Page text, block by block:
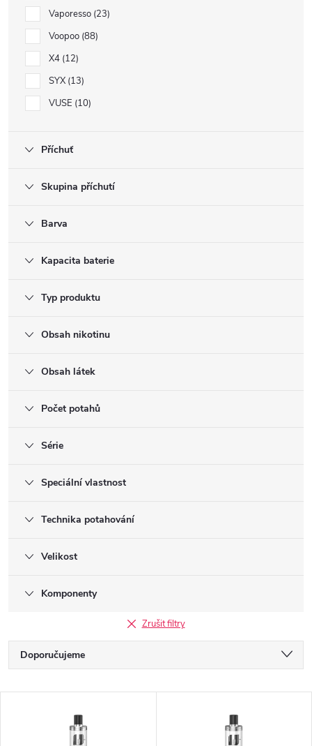
Vaporesso 23
Voopoo 88
X4 12
SYX 13
VUSE 10
Příchuť
Skupina příchutí
Barva
Kapacita baterie
Typ produktu
Obsah nikotinu
Obsah látek
Počet potahů
Série
Speciální vlastnost
Technika potahování
Velikost
Komponenty
Zrušit filtry
Ř
a
Doporučujeme
Nejprodávanější